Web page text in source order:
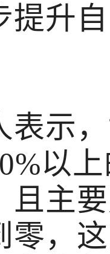
提升
表示
以
且主
零，